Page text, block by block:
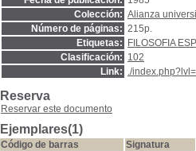
Colección: Alianza
Número de páginas: 215p.
Etiquetas:
FILOSOFIA
Clasificación: 102
Link: ./
Reserva
Reservar este documento
Ejemplares(1)
Código de barras
Signatura